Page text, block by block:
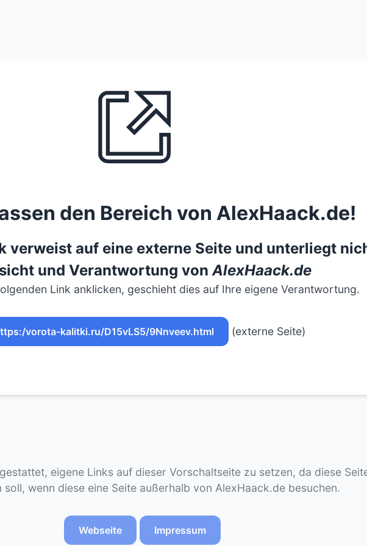
den Bereich von AlexHaack.de!
verweist auf eine externe Seite und unterliegt
und Verantwortung vonAlexHaack.de
Link anklicken, geschieht dies auf Ihre eigene Verantwortung.
vorota-kalitki.ru/D15vLS5/9Nnveev.html (externe Seite)
eigene Links auf dieser Vorschaltseite zu setzen, da diese
soll, wenn diese eine Seite außerhalb von AlexHaack.de besuchen.
Webseite Impressum